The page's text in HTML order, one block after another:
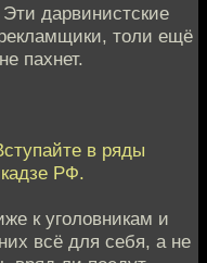
дарвинистские
толи ещё
пахнет.
в ряды
РФ.
к уголовникам и
всё для себя, а не